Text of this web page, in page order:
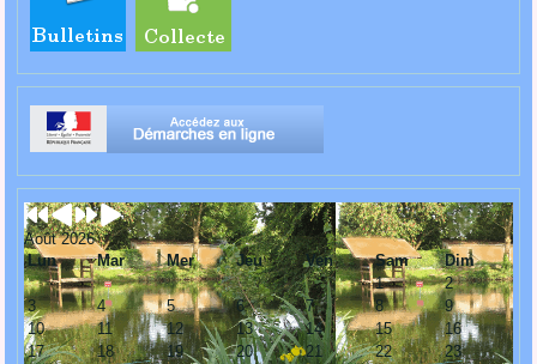
Août 2026
Lun
Mar Mer Jeu Ven Sam
Dim
1
2
3
4 5 6 7 8
9
10
11 12 13 14 15
16
17
18 19 20 21 22
23